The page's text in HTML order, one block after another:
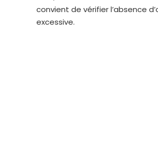
convient de vérifier l’absence
excessive.